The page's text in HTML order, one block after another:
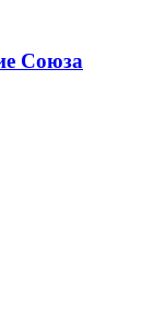
Союза